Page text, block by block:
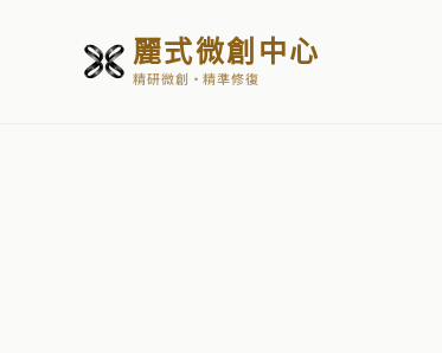
麗式微創中心
精研微創・精準修復